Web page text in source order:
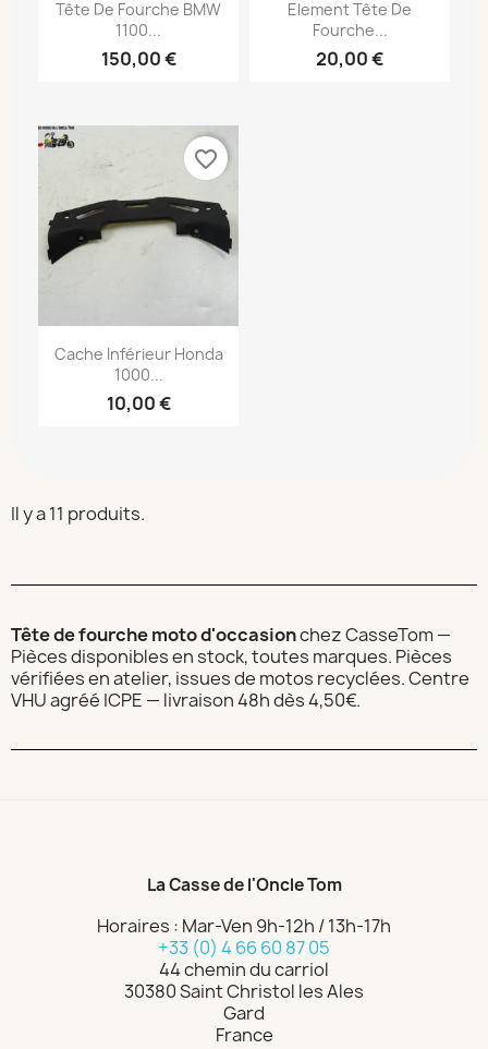
Tête De Fourche BMW
1100...
150,00 €
Element Tête De
Fourche...
20,00 €
Cache Inférieur Honda
1000...
10,00 €
favorite_border
Il y a 11 produits.
Tête de fourche moto d'occasionchez CasseTom —
Pièces disponibles en stock, toutes marques. Pièces
vérifiées en atelier, issues de motos recyclées. Centre
VHU agréé ICPE — livraison 48h dès 4,50€.
La Casse de l'Oncle Tom
Horaires : Mar-Ven 9h-12h / 13h-17h
+33 (0) 4 66 60 87 05
44 chemin du carriol
30380 Saint Christol les Ales
Gard
France